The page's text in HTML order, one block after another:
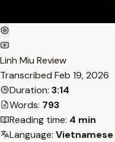
Linh Miu Review
Transcribed Feb 19, 2026
Duration: 3:14
Words: 793
Reading time: 4 min
Language: Vietnamese